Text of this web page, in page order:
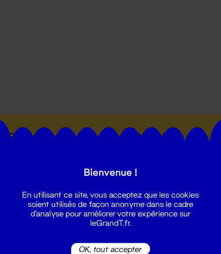
Suivez toutes les actualités du
Bienvenue !
En utilisant ce site, vous acceptez que les cookies
soient utilisés de façon anonyme dans le cadre
d'analyse pour améliorer votre expérience sur
leGrandT.fr.
OK, tout accepter